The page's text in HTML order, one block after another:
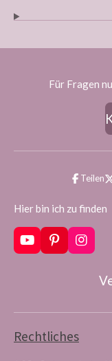
Für Fragen
Teilen
Hier bin ich zu finden
Y
o
P
i
s
t
I
n
Rechtliches